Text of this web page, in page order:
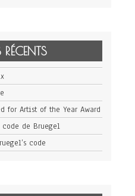
RÉCENTS
for Artist of the Year Award
de Bruegel
code